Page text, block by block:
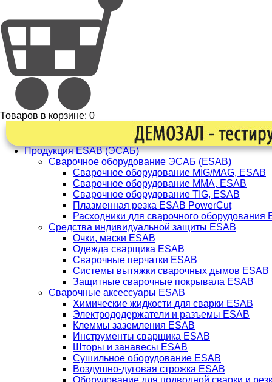
Товаров в корзине: 0
Продукция ESAB (ЭСАБ)
Сварочное оборудование ЭСАБ (ESAB)
Сварочное оборудование MIG/MAG, ESAB
Сварочное оборудование ММА, ESAB
Сварочное оборудование TIG, ESAB
Плазменная резка ESAB PowerCut
Расходники для сварочного оборудования
Средства индивидуальной защиты ESAB
Очки, маски ESAB
Одежда сварщика ESAB
Сварочные перчатки ESAB
Системы вытяжки сварочных дымов ESAB
Защитные сварочные покрывала ESAB
Сварочные аксессуары ESAB
Химические жидкости для сварки ESAB
Электрододержатели и разъемы ESAB
Клеммы заземления ESAB
Инструменты сварщика ESAB
Шторы и занавесы ESAB
Сушильное оборудование ESAB
Воздушно-дуговая строжка ESAB
Оборудование для подводной сварки и